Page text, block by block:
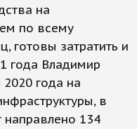
на
по всему
готовы затратить и
года Владимир
года на
в
направлено 134